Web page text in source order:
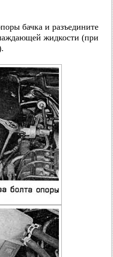
бачка и разъедините
жидкости (при